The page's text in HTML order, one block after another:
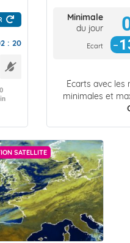
: 20
Minimale
du jour
Ecart
Écarts avec
minimales et
SATELLITE